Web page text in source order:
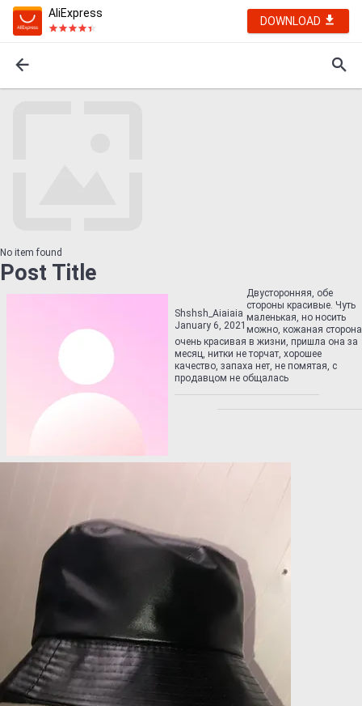
AliExpress
DOWNLOAD
No item found
Post Title
Shshsh_Aiaiaia
January 6, 2021
Двусторонняя, обе
стороны красивые. Чуть
маленькая, но носить
можно, кожаная сторона
очень красивая в жизни, пришла она за
месяц, нитки не торчат, хорошее
качество, запаха нет, не помятая, с
продавцом не общалась